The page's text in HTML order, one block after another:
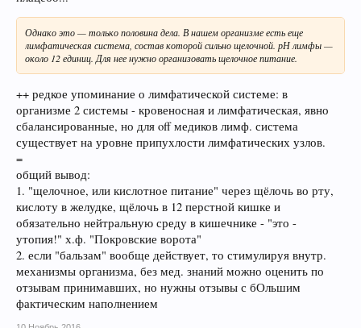
Однако это — только половина дела. В нашем организме есть еще
лимфатическая система, состав которой сильно щелочной. рН лимфы —
около 12 единиц. Для нее нужно организовать щелочное питание.
++ редкое упоминание о лимфатической системе: в
организме 2 системы - кровеносная и лимфатическая, явно
сбалансированные, но для off медиков лимф. система
существует на уровне припухлости лимфатических узлов.
=
общий вывод:
1. "щелочное, или кислотное питание" через щёлочь во рту,
кислоту в желудке, щёлочь в 12 перстной кишке и
обязательно нейтральную среду в кишечнике - "это -
утопия!" х.ф. "Покровские ворота"
2. если "бальзам" вообще действует, то стимулируя внутр.
механизмы организма, без мед. знаний можно оценить по
отзывам принимавших, но нужны отзывы с бОльшим
фактическим наполнением